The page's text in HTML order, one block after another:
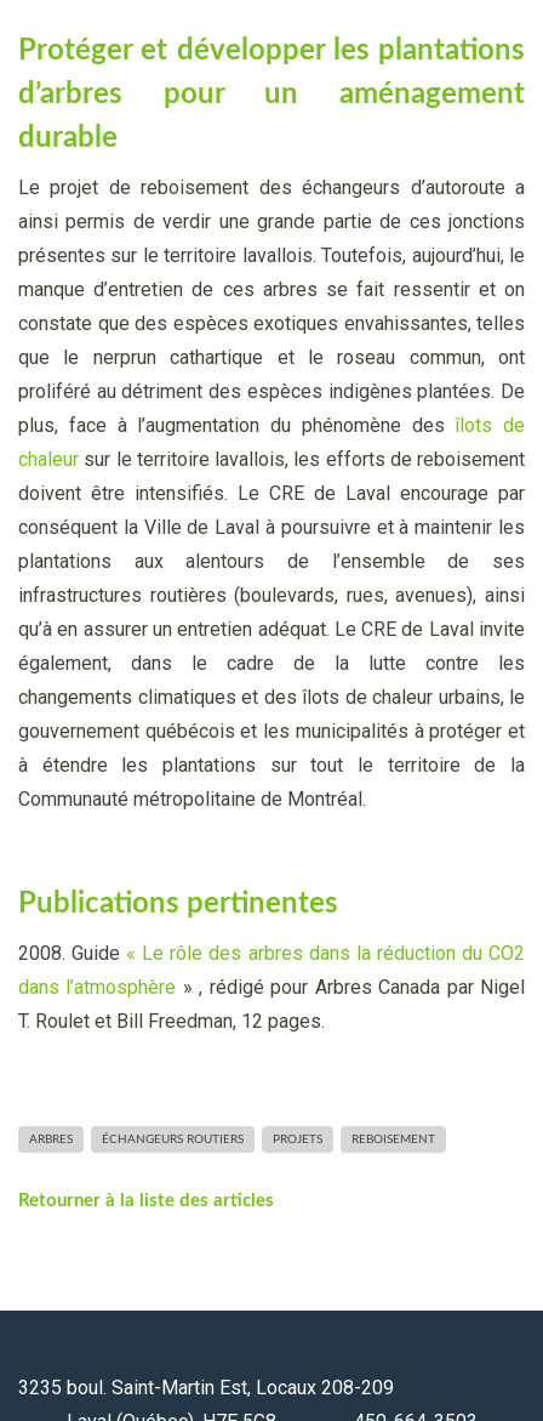
Protéger et développer les plantations
d’arbres pour un aménagement
durable
Le projet de reboisement des échangeurs d’autoroute a
ainsi permis de verdir une grande partie de ces jonctions
présentes sur le territoire lavallois. Toutefois, aujourd’hui, le
manque d’entretien de ces arbres se fait ressentir et on
constate que des espèces exotiques envahissantes, telles
que le nerprun cathartique et le roseau commun, ont
proliféré au détriment des espèces indigènes plantées. De
plus, face à l’augmentation du phénomène desîlots de
chaleur sur le territoire lavallois, les efforts de reboisement
doivent être intensifiés. Le CRE de Laval encourage par
conséquent la Ville de Laval à poursuivre et à maintenir les
plantations aux alentours de l’ensemble de ses
infrastructures routières (boulevards, rues, avenues), ainsi
qu’à en assurer un entretien adéquat. Le CRE de Laval invite
également, dans le cadre de la lutte contre les
changements climatiques et des îlots de chaleur urbains, le
gouvernement québécois et les municipalités à protéger et
à étendre les plantations sur tout le territoire de la
Communauté métropolitaine de Montréal.
Publications pertinentes
2008. Guide « Le rôle des arbres dans la réduction du CO2
dans l’atmosphère » , rédigé pour Arbres Canada par Nigel
T. Roulet et Bill Freedman, 12 pages.
ARBRES ÉCHANGEURS ROUTIERS PROJETS REBOISEMENT
Retourner à la liste des articles
3235 boul. Saint-Martin Est, Locaux 208-209